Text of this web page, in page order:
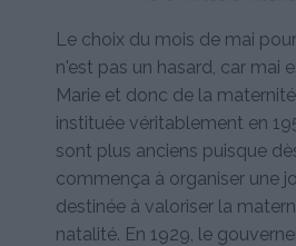
Le choix du mois de mai
n'est pas un hasard, car mai
Marie et donc de la
instituée véritablement en
sont plus anciens puisque
commença à organiser une
destinée à valoriser la
natalité. En 1929, le